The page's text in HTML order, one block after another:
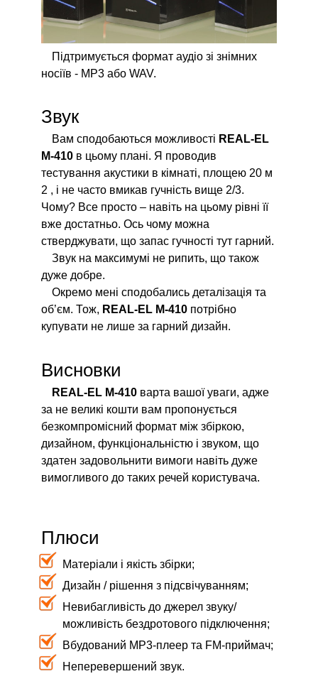
Підтримується формат аудіо зі знімних
носіїв - МР3 або WAV.
Звук
Вам сподобаються можливості REAL-EL
M-410в цьому плані. Я проводив
тестування акустики в кімнаті, площею 20 м
2 , і не часто вмикав гучність вище 2/3.
Чому? Все просто – навіть на цьому рівні її
вже достатньо. Ось чому можна
стверджувати, що запас гучності тут гарний.
Звук на максимумі не рипить, що також
дуже добре.
Окремо мені сподобались деталізація та
об’єм. Тож, REAL-EL M-410 потрібно
купувати не лише за гарний дизайн.
Висновки
REAL-EL M-410варта вашої уваги, адже
за не великі кошти вам пропонується
безкомпромісний формат між збіркою,
дизайном, функціональністю і звуком, що
здатен задовольнити вимоги навіть дуже
вимогливого до таких речей користувача.
Плюси
Матеріали і якість збірки;
Дизайн / рішення з підсвічуванням;
Невибагливість до джерел звуку/
можливість бездротового підключення;
Вбудований МР3-плеер та FM-приймач;
Неперевершений звук.